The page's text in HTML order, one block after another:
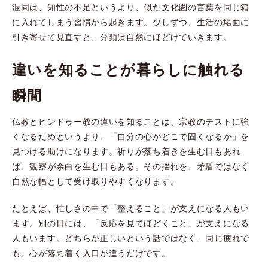
混同は、知性の不足というより、似た文化圏の言葉を同じ箱
に入れてしまう習慣から起きます。少しずつ、生活の場面に
引き寄せて見直すと、分類は自然にほどけていきます。
違いを知ることが暮らしに触れる
瞬間
仏教とヒンドゥー教の違いを知ることは、宗教のテストに強
くなるためというより、「自分の心がどこで固くなるか」を
見つける助けになります。祈りが落ち着きを生む日もあれ
ば、観察が余白を生む日もある。その揺れを、矛盾ではなく
自然な幅として受け取りやすくなります。
たとえば、忙しさの中で「整えること」が支えになる人もい
ます。別の日には、「反応を見てほどくこと」が支えになる
人もいます。どちらが正しいという話ではなく、同じ疲れで
も、心が落ち着く入口が違うだけです。